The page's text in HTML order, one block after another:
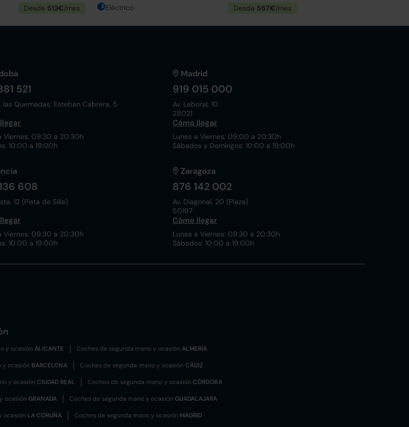
Desde 513€/mes Eléctrico Desde 557€/mes
521
las Quemadas. Esteban Cabrera, 5
Viernes: 09:30 a 20:30h
10:00 a 19:00h
Madrid
919 015 000
Av. Laboral, 10
28021
Cómo llegar
Lunes a Viernes: 09:00 a 20:30h
Sábados y Domingos: 10:00 a 19:00h
608
12 (Pista de Silla)
Viernes: 09:30 a 20:30h
10:00 a 19:00h
Zaragoza
876 142 002
Av. Diagonal, 20 (Plaza)
50197
Cómo llegar
Lunes a Viernes: 09:30 a 20:30h
Sábados: 10:00 a 19:00h
y ocasión ALICANTE Coches de segunda mano y ocasión ALMERÍA
y ocasión BARCELONA Coches de segunda mano y ocasión CÁDIZ
y ocasión CIUDAD REAL Coches de segunda mano y ocasión CÓRDOBA
ocasión GRANADA Coches de segunda mano y ocasión GUADALAJARA
ocasión LA CORUÑA Coches de segunda mano y ocasión MADRID